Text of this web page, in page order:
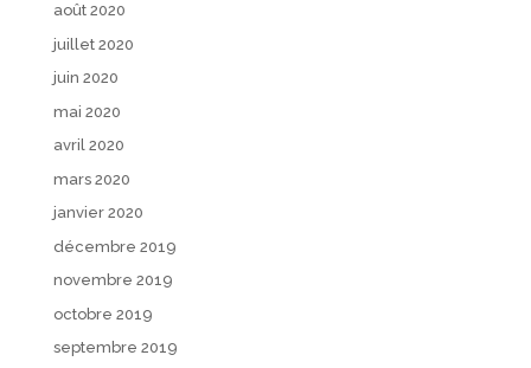
août 2020
juillet 2020
juin 2020
mai 2020
avril 2020
mars 2020
janvier 2020
décembre 2019
novembre 2019
octobre 2019
septembre 2019